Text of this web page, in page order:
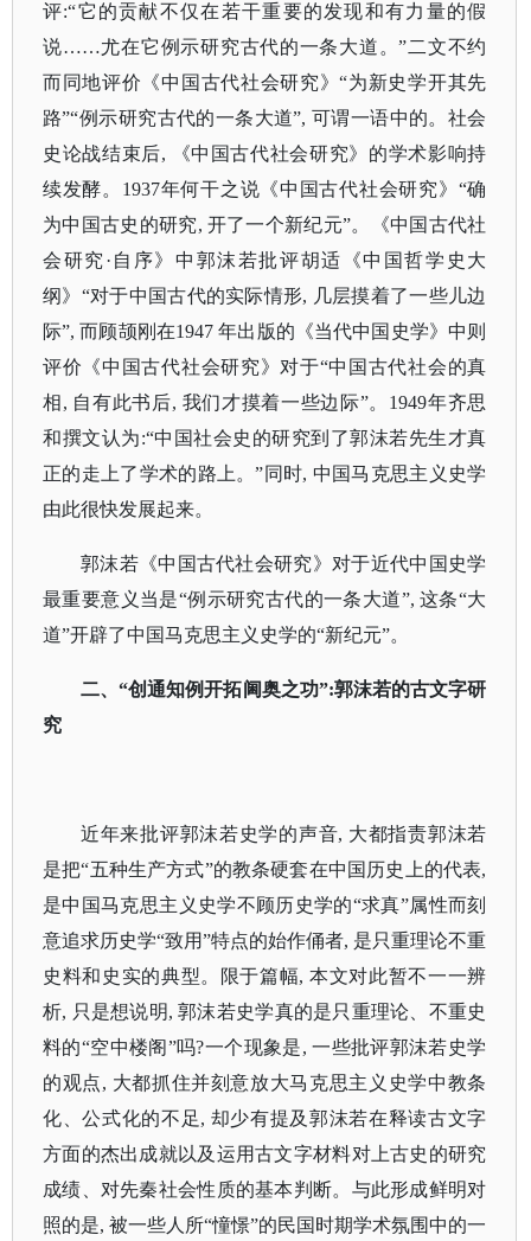
评:“它的贡献不仅在若干重要的发现和有力量的假
说……尤在它例示研究古代的一条大道。”二文不约
而同地评价《中国古代社会研究》“为新史学开其先
路”“例示研究古代的一条大道”, 可谓一语中的。社会
史论战结束后, 《中国古代社会研究》的学术影响持
续发酵。1937年何干之说《中国古代社会研究》“确
为中国古史的研究, 开了一个新纪元”。《中国古代社
会研究·自序》中郭沫若批评胡适《中国哲学史大
纲》“对于中国古代的实际情形, 几层摸着了一些儿边
际”, 而顾颉刚在1947 年出版的 《当代中国史学》中则
评价《中国古代社会研究》对于“中国古代社会的真
相, 自有此书后, 我们才摸着一些边际”。1949年齐思
和撰文认为:“中国社会史的研究到了郭沫若先生才真
正的走上了学术的路上。”同时, 中国马克思主义史学
由此很快发展起来。
郭沫若《中国古代社会研究》对于近代中国史学
最重要意义当是“例示研究古代的一条大道”, 这条“大
道”开辟了中国马克思主义史学的“新纪元”。
二、“创通知例开拓阃奥之功”:郭沫若的古文字研
究
近年来批评郭沫若史学的声音, 大都指责郭沫若
是把“五种生产方式”的教条硬套在中国历史上的代表,
是中国马克思主义史学不顾历史学的“求真”属性而刻
意追求历史学“致用”特点的始作俑者, 是只重理论不重
史料和史实的典型。限于篇幅, 本文对此暂不一一辨
析, 只是想说明, 郭沫若史学真的是只重理论、不重史
料的“空中楼阁”吗?一个现象是, 一些批评郭沫若史学
的观点, 大都抓住并刻意放大马克思主义史学中教条
化、公式化的不足, 却少有提及郭沫若在释读古文字
方面的杰出成就以及运用古文字材料对上古史的研究
成绩、对先秦社会性质的基本判断。与此形成鲜明对
照的是, 被一些人所“憧憬”的民国时期学术氛围中的一